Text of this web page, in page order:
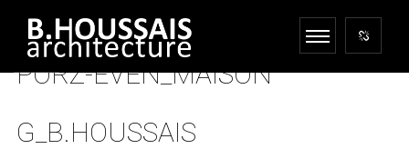
PORZ-EVEN_MAISON
G_B.HOUSSAIS